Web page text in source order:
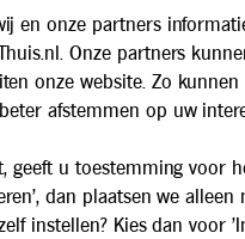
en onze partners
Onze partners
onze website. Zo kunnen
afstemmen op uw
geeft u toestemming voor
dan plaatsen we alleen
instellen? Kies dan voor